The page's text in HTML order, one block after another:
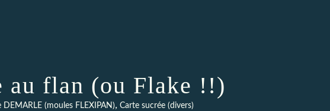
au flan (ou Flake !!)
DEMARLE (moules FLEXIPAN), Carte sucrée (divers)